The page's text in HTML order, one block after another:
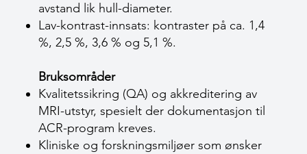
avstand lik hull-diameter.
Lav-kontrast-innsats: kontraster på ca. 1,4
%, 2,5 %, 3,6 % og 5,1 %.
Bruksområder
Kvalitetssikring (QA) og akkreditering av
MRI-utstyr, spesielt der dokumentasjon til
ACR-program kreves.
Kliniske og forskningsmiljøer som ønsker